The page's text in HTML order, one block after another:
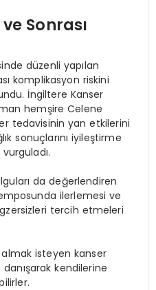
Sonrası
düzenli yapılan
komplikasyon riskini
İngiltere Kanser
hemşire Celene
tedavisinin yan etkilerini
sonuçlarını iyileştirme
da değerlendiren
ilerlemesi ve
tercih etmeleri
isteyen kanser
kendilerine